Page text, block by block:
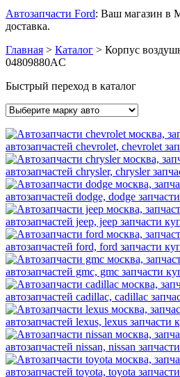
Автозапчасти Ford: Ваш магазин в
доставка.
Главная > Каталог > Корпус
04809880AC
Быстрый переход в каталог